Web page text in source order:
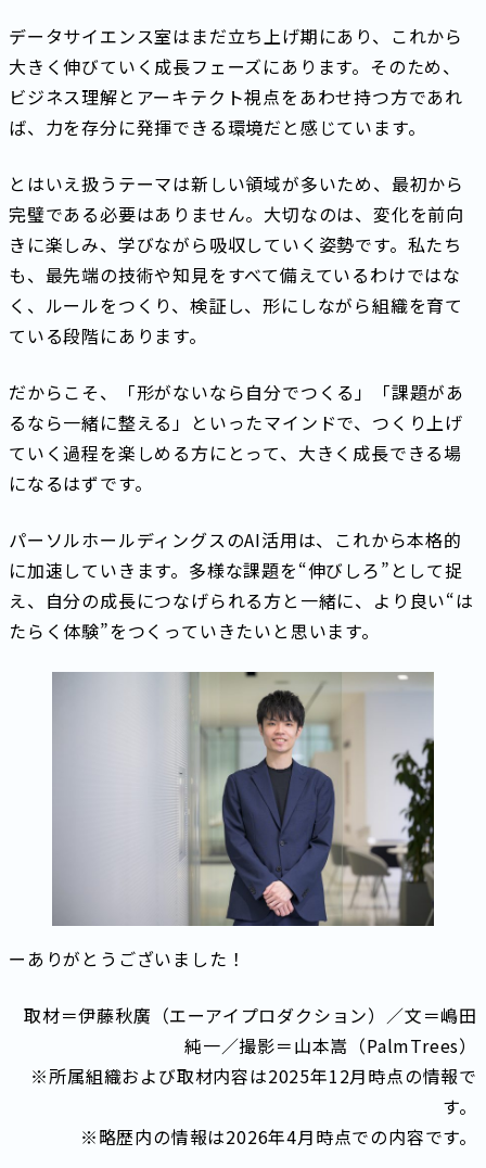
データサイエンス室はまだ立ち上げ期にあり、これから
大きく伸びていく成長フェーズにあります。そのため、
ビジネス理解とアーキテクト視点をあわせ持つ方であれ
ば、力を存分に発揮できる環境だと感じています。
とはいえ扱うテーマは新しい領域が多いため、最初から
完璧である必要はありません。大切なのは、変化を前向
きに楽しみ、学びながら吸収していく姿勢です。私たち
も、最先端の技術や知見をすべて備えているわけではな
く、ルールをつくり、検証し、形にしながら組織を育て
ている段階にあります。
だからこそ、「形がないなら自分でつくる」「課題があ
るなら一緒に整える」といったマインドで、つくり上げ
ていく過程を楽しめる方にとって、大きく成長できる場
になるはずです。
パーソルホールディングスのAI活用は、これから本格的
に加速していきます。多様な課題を“伸びしろ”として捉
え、自分の成長につなげられる方と一緒に、より良い“は
たらく体験”をつくっていきたいと思います。
ーありがとうございました！
取材＝伊藤秋廣（エーアイプロダクション）／文＝嶋田
純一／撮影＝山本嵩（PalmTrees）
※所属組織および取材内容は2025年12月時点の情報で
す。
※略歴内の情報は2026年4月時点での内容です。